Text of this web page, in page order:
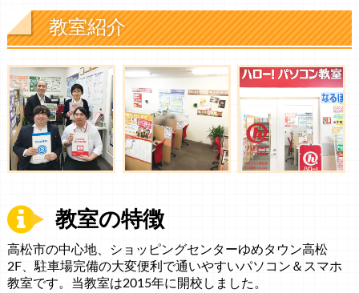
教室紹介
教室の特徴
高松市の中心地、ショッピングセンターゆめタウン高松
2F、駐車場完備の大変便利で通いやすいパソコン＆スマホ
教室です。当教室は2015年に開校しました。